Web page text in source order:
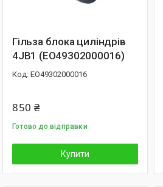
Гільза блока циліндрів
4JB1 (EO49302000016)
EO49302000016
850 ₴
Готово до відправки
Купити